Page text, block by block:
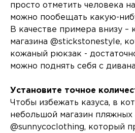
просто отметить человека
можно пообещать какую-
В качестве примера внизу –
магазина @stickstonestyle,
кожаный рюкзак -
можно поднять себя с
Установите точное
Чтобы избежать казуса, в
небольшой магазин пляжных
@sunnycoclothing, который